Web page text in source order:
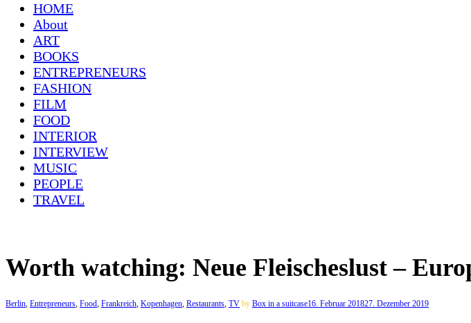
HOME
About
ART
BOOKS
ENTREPRENEURS
FASHION
FILM
FOOD
INTERIOR
INTERVIEW
MUSIC
PEOPLE
TRAVEL
Worth watching: Neue Fleischeslust –
Berlin, Entrepreneurs, Food, Frankreich, Kopenhagen, Restaurants, TV by Box in a suitcase16. Februar 201827. Dezember 2019